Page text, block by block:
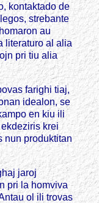
kontaktado de
strebante
au
literaturo al alia
pri tiu alia
farighi tiaj,
idealon, se
en kiu ili
krei
nun produktitan
jaroj
pri la homviva
ol ili trovas